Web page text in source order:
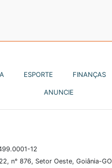
ESPORTE FINANÇAS
ANUNCIE
12
n° 876, Setor Oeste, Goiânia-GO